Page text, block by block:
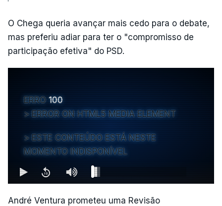
O Chega queria avançar mais cedo para o debate,
mas preferiu adiar para ter o "compromisso de
participação efetiva" do PSD.
ERRO 100
ERROR ON HTML5 MEDIA ELEMENT
ESTE CONTEÚDO ESTÁ NESTE
MOMENTO INDISPONÍVEL
André Ventura prometeu uma Revisão